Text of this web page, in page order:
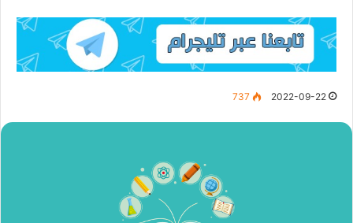
2022-09-22
737